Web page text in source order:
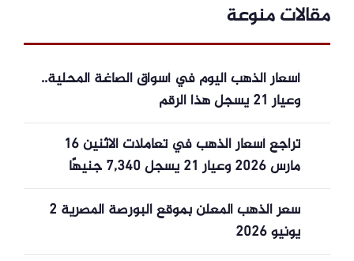
مقالات منوعة
أسعار الذهب اليوم في أسواق الصاغة المحلية..
وعيار 21 يسجل هذا الرقم
تراجع أسعار الذهب في تعاملات الاثنين 16
مارس 2026 وعيار 21 يسجل 7,340 جنيهًا
سعر الذهب المعلن بموقع البورصة المصرية 2
يونيو 2026